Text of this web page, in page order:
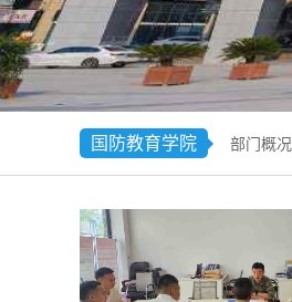
国防教育学院 部门概况